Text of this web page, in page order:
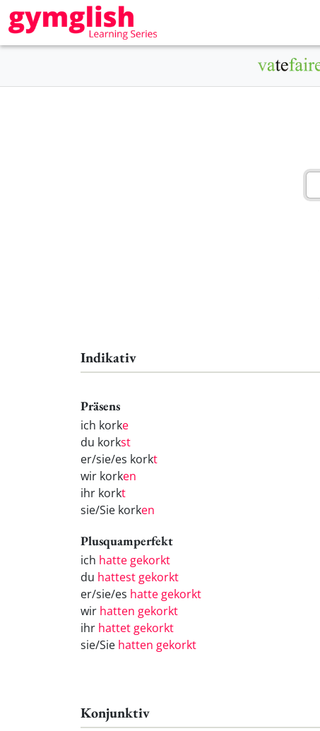
Indikativ
Präsens
ich korke
du korkst
er/sie/es korkt
wir korken
ihr korkt
sie/Sie korken
Plusquamperfekt
ich hatte gekorkt
du hattest gekorkt
er/sie/es hatte gekorkt
wir hatten gekorkt
ihr hattet gekorkt
sie/Sie hatten gekorkt
Konjunktiv